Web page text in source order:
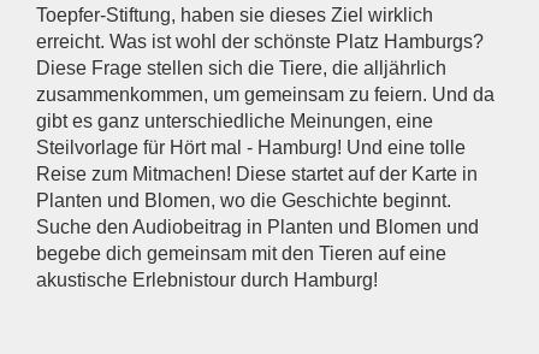
Toepfer-Stiftung, haben sie dieses Ziel wirklich
erreicht. Was ist wohl der schönste Platz Hamburgs?
Diese Frage stellen sich die Tiere, die alljährlich
zusammenkommen, um gemeinsam zu feiern. Und da
gibt es ganz unterschiedliche Meinungen, eine
Steilvorlage für Hört mal - Hamburg! Und eine tolle
Reise zum Mitmachen! Diese startet auf der Karte in
Planten und Blomen, wo die Geschichte beginnt.
Suche den Audiobeitrag in Planten und Blomen und
begebe dich gemeinsam mit den Tieren auf eine
akustische Erlebnistour durch Hamburg!